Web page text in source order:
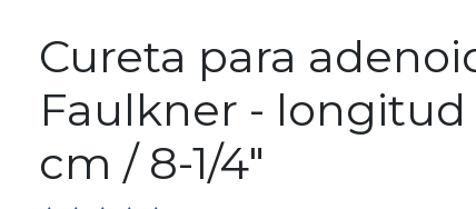
Cureta para
Faulkner - longitud
cm / 8-1/4"